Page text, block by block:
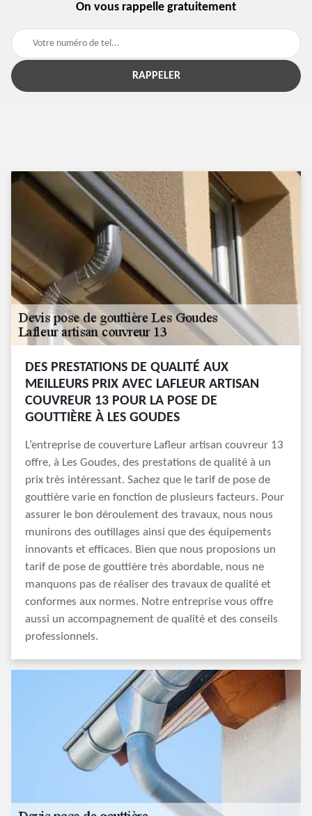
On vous rappelle gratuitement
DES PRESTATIONS DE QUALITÉ AUX
MEILLEURS PRIX AVEC LAFLEUR ARTISAN
COUVREUR 13 POUR LA POSE DE
GOUTTIÈRE À LES GOUDES
L’entreprise de couverture Lafleur artisan couvreur 13
offre, à Les Goudes, des prestations de qualité à un
prix très intéressant. Sachez que le tarif de pose de
gouttière varie en fonction de plusieurs facteurs. Pour
assurer le bon déroulement des travaux, nous nous
munirons des outillages ainsi que des équipements
innovants et efficaces. Bien que nous proposions un
tarif de pose de gouttière très abordable, nous ne
manquons pas de réaliser des travaux de qualité et
conformes aux normes. Notre entreprise vous offre
aussi un accompagnement de qualité et des conseils
professionnels.